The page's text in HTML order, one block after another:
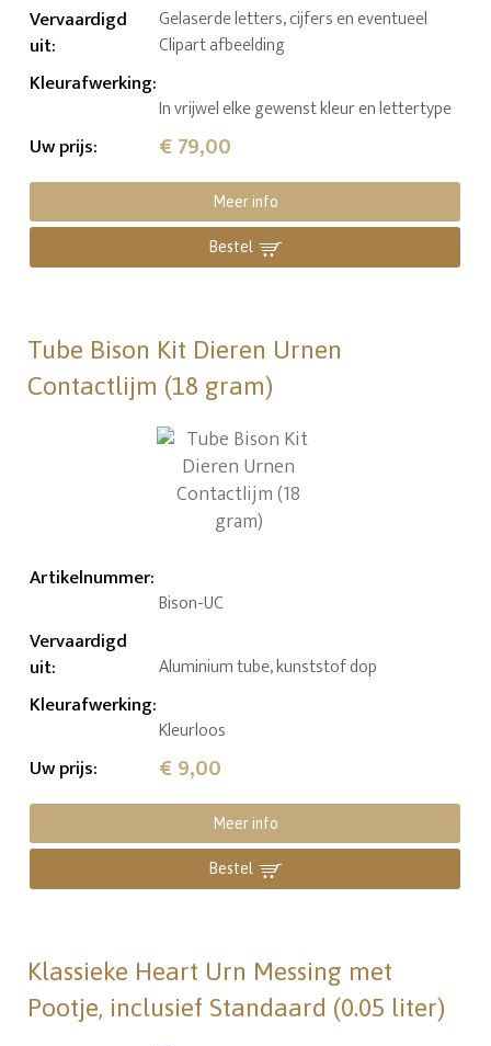
Vervaardigd
uit:
Gelaserde letters, cijfers en eventueel
Clipart afbeelding
Kleurafwerking:
In vrijwel elke gewenst kleur en lettertype
Uw prijs: € 79,00
Meer info
Bestel
Tube Bison Kit Dieren Urnen
Contactlijm (18 gram)
Artikelnummer:
Bison-UC
Vervaardigd
uit: Aluminium tube, kunststof dop
Kleurafwerking:
Kleurloos
Uw prijs: € 9,00
Meer info
Bestel
Klassieke Heart Urn Messing met
Pootje, inclusief Standaard (0.05 liter)